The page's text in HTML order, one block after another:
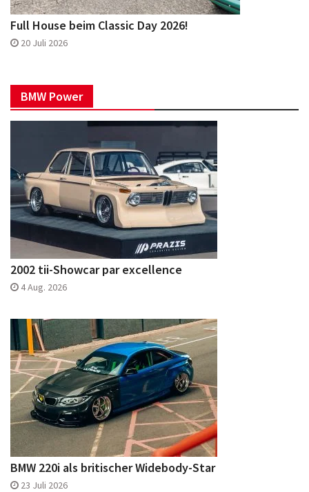
Full House beim Classic Day 2026!
20 Juli 2026
BMW Power
2002 tii-Showcar par excellence
4 Aug. 2026
BMW 220i als britischer Widebody-Star
23 Juli 2026